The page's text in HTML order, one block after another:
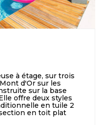
à étage, sur trois
d'Or sur les
sur la base
offre deux styles
en tuile 2
en toit plat